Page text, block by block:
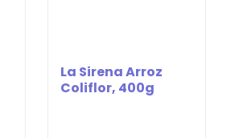
La Sirena Arroz
Coliflor, 400g